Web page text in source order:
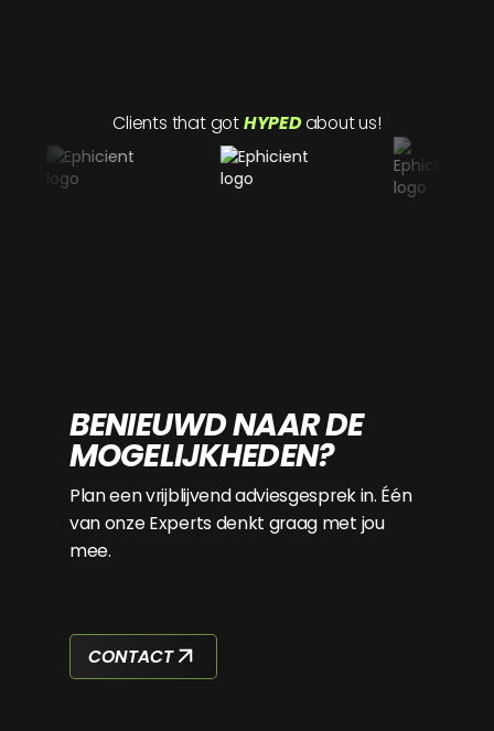
Clients that gotHYPEDabout us!
BENIEUWD NAAR DE
MOGELIJKHEDEN?
Plan een vrijblijvend adviesgesprek in. Één
van onze Experts denkt graag met jou
mee.
CONTACT